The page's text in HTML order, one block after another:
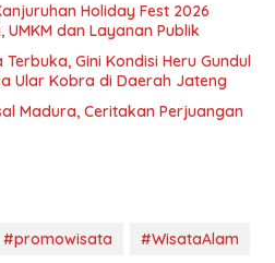
Holiday Fest 2026
dan Layanan Publik
Gini Kondisi Heru Gundul
Ular Kobra di Daerah Jateng
Madura, Ceritakan Perjuangan
#promowisata
#WisataAlam